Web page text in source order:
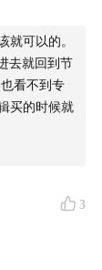
就可以的。
去就回到节
看不到专
买的时候就
3